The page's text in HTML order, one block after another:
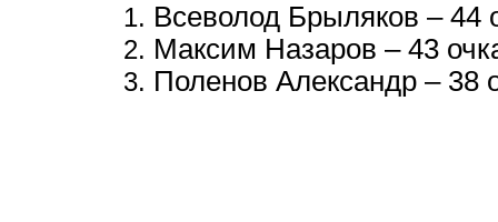
Всеволод Брыляков – 44
Максим Назаров – 43
Поленов Александр – 38